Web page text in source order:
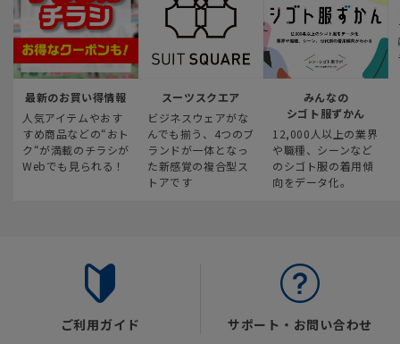
最新のお買い得情報
人気アイテムやおす
すめ商品などの“おト
ク“が満載のチラシが
Webでも見られる！
スーツスクエア
ビジネスウェアがな
んでも揃う、4つのブ
ランドが一体となっ
た新感覚の複合型ス
トアです
みんなの
シゴト服ずかん
12,000人以上の業界
や職種、シーンなど
のシゴト服の着用傾
向をデータ化。
ご利用ガイド サポート・お問い合わせ